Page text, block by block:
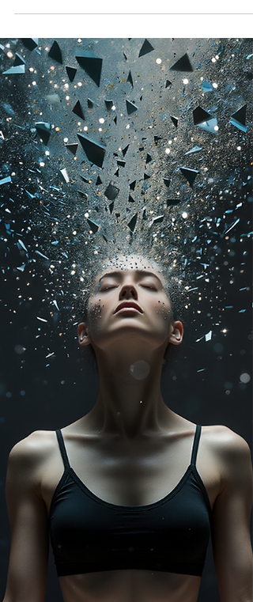
livre, profundo e essencialmente
Por Redação Em uma recente palestra,
uma frase chamou a atenção: “a popular
doutrina da ioga” . A expressão
reacendeu um debate antigo — afinal,
Yoga é ou não uma doutrina? A resposta
exige cuidado, contexto e,
principalmente, compreensão das
diferenças culturais entre Oriente e
Ocidente. Este artigo propõe esclarecer
termo sem reducionismos, respeitando
tanto